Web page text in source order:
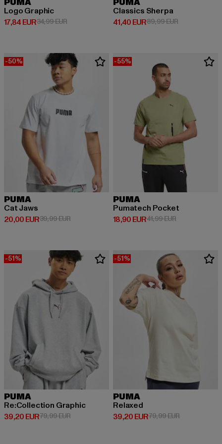
PUMA
Logo Graphic
17,84 EUR
Derzeitiger Preis: 17,84 EUR
34,99 EURAktionspreis: 34,99 EUR
PUMA
Classics Sherpa
41,40 EUR
Derzeitiger Preis: 41,40 EUR
89,99 EURAktionspreis:
-50%
PUMA
Cat Jaws
20,00 EUR
Derzeitiger Preis: 20,00 EUR
39,99 EURAktionspreis: 39,99 EUR
-55%
PUMA
Pumatech Pocket
18,90 EUR
Derzeitiger Preis: 18,90 EUR
41,99 EURAktionspreis:
-51%
PUMA
Re:Collection Graphic
39,20 EUR
Derzeitiger Preis: 39,20 EUR
79,99 EURAktionspreis: 79,99 EUR
-51%
PUMA
Relaxed
39,20 EUR
Derzeitiger Preis: 39,20 EUR
79,99 EURAktionspreis: